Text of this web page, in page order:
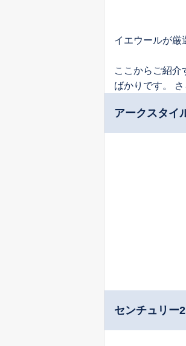
イエウールが厳
ここからご紹介
ばかりです。
アークスタイ
センチュリ